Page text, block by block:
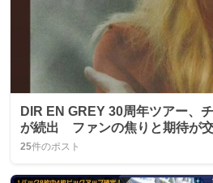
DIR EN GREY 30周年ツアー、
が続出 ファンの焦りと期待が
25件のポスト